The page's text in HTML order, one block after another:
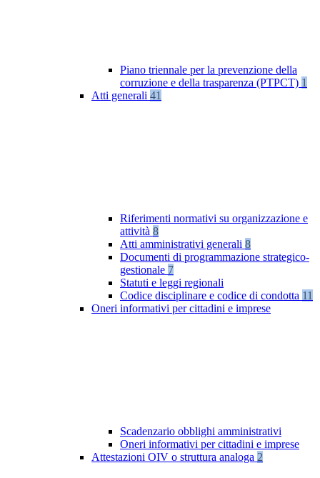
Piano triennale per la prevenzione della
corruzione e della trasparenza (PTPCT) 1
Atti generali 41
Riferimenti normativi su organizzazione e
attività 8
Atti amministrativi generali 8
Documenti di programmazione strategico-
gestionale 7
Statuti e leggi regionali
Codice disciplinare e codice di condotta 11
Oneri informativi per cittadini e imprese
Scadenzario obblighi amministrativi
Oneri informativi per cittadini e imprese
Attestazioni OIV o struttura analoga 2